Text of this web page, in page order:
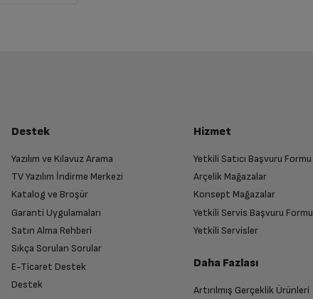
Destek
Yazılım ve Kılavuz Arama
TV Yazılım İndirme Merkezi
Katalog ve Broşür
Garanti Uygulamaları
Satın Alma Rehberi
Sıkça Sorulan Sorular
E-Ticaret Destek
Destek
Hizmet
Yetkili Satıcı Başvuru Formu
Arçelik Mağazalar
Konsept Mağazalar
Yetkili Servis Başvuru Formu
Yetkili Servisler
Daha Fazlası
Artırılmış Gerçeklik Ürünleri